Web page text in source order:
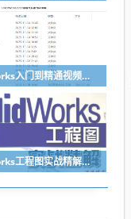
SolidWorks入门到精通视频教程（适合sw2018-2026）
SolidWorks工程图实战精解（SolidWorks模板制作教程）pdf及随书光盘-